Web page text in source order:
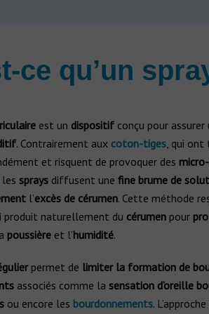
ce qu’un
est un dispositifconçu pour assurer
. Contrairement aux coton-tiges, qui ont
et risquent de provoquer des
les spraysdiffusent une fine brume de
l’excès de cérumen. Cette méthode
produit naturellement du cérumenpour
poussièreet l’humidité.
permet de limiter la formation de
associés comme la sensation d’oreille
ou encore les bourdonnements.